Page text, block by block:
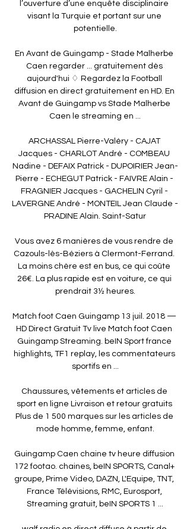
l’ouverture d’une enquête disciplinaire
visant la Turquie et portant sur une
potentielle.
En Avant de Guingamp - Stade Malherbe
Caen regarder ... gratuitement dès
aujourd'hui ♢ Regardez la Football
diffusion en direct gratuitement en HD. En
Avant de Guingamp vs Stade Malherbe
Caen le streaming en ...
ARCHASSAL Pierre-Valéry - CAJAT
Jacques - CHARLOT André - COMBEAU
Nadine - DEFAIX Patrick - DUPOIRIER Jean-
Pierre - ECHEGUT Patrick - FAIVRE Alain -
FRAGNIER Jacques - GACHELIN Cyril -
LAVERGNE André - MONTEIL Jean Claude -
PRADINE Alain. Saint-Satur
Vous avez 6 manières de vous rendre de
Cazouls-lès-Béziers à Clermont-Ferrand.
La moins chère est en bus, ce qui coûte
26€. La plus rapide est en voiture, ce qui
prendrait 3½ heures.
Match foot Caen Guingamp 13 juil. 2018 —
HD Direct Gratuit Tv live Match foot Caen
Guingamp Streaming. beIN Sport france
highlights, TF1 replay, les commentateurs
sportifs en ...
Chaussures, vêtements et articles de
sport en ligne Livraison et retour gratuits
Plus de 1 500 marques sur les articles de
mode homme, femme, enfant.
Guingamp Caen chaine tv heure diffusion
172 footao. chaines, beIN SPORTS, Canal+
groupe, Prime Video, DAZN, L'Equipe, TNT,
France Télévisions, RMC, Eurosport,
Streaming gratuit, beIN SPORTS 1 ...